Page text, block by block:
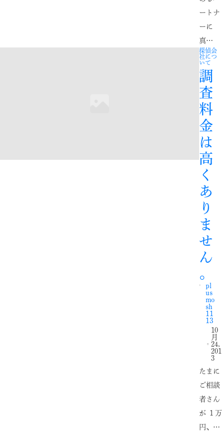
ートナ
ーに
真…
探偵会
社につ
いて
調
査
料
金
は
高
く
あ
り
ま
せ
ん
。
pl
us
mo
sh
11
13
10
月
24,
201
3
たまに
ご相談
者さん
が １万
円、…